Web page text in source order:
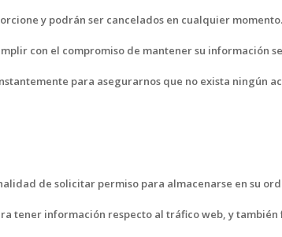
y podrán ser cancelados en cualquier momento.
con el compromiso de mantener su información
para asegurarnos que no exista ningún
de solicitar permiso para almacenarse en su
tener información respecto al tráfico web, y